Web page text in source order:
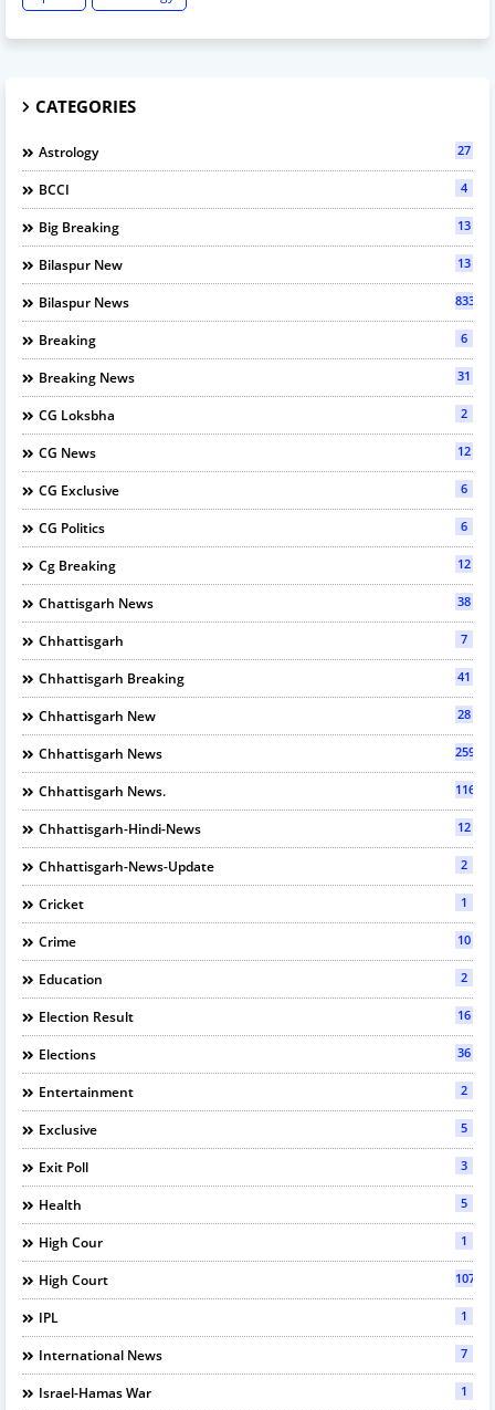
CATEGORIES
Astrology 27
BCCI 4
Big Breaking 13
Bilaspur New 13
Bilaspur News 833
Breaking 6
Breaking News 31
CG Loksbha 2
CG News 12
CG Exclusive 6
CG Politics 6
Cg Breaking 12
Chattisgarh News 38
Chhattisgarh 7
Chhattisgarh Breaking 41
Chhattisgarh New 28
Chhattisgarh News 2594
Chhattisgarh News. 116
Chhattisgarh-Hindi-News 12
Chhattisgarh-News-Update 2
Cricket 1
Crime 10
Education 2
Election Result 16
Elections 36
Entertainment 2
Exclusive 5
Exit Poll 3
Health 5
High Cour 1
High Court 107
IPL 1
International News 7
Israel-Hamas War 1